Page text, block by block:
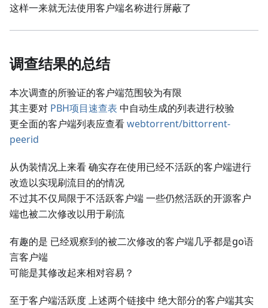
这样一来就无法使用客户端名称进行屏蔽了
调查结果的总结
本次调查的所验证的客户端范围较为有限
其主要对 PBH项目速查表 中自动生成的列表进行校验
更全面的客户端列表应查看webtorrent/bittorrent-
peerid
从伪装情况上来看 确实存在使用已经不活跃的客户端进行
改造以实现刷流目的的情况
不过其不仅局限于不活跃客户端 一些仍然活跃的开源客户
端也被二次修改以用于刷流
有趣的是 已经观察到的被二次修改的客户端几乎都是go语
言客户端
可能是其修改起来相对容易？
至于客户端活跃度 上述两个链接中 绝大部分的客户端其实